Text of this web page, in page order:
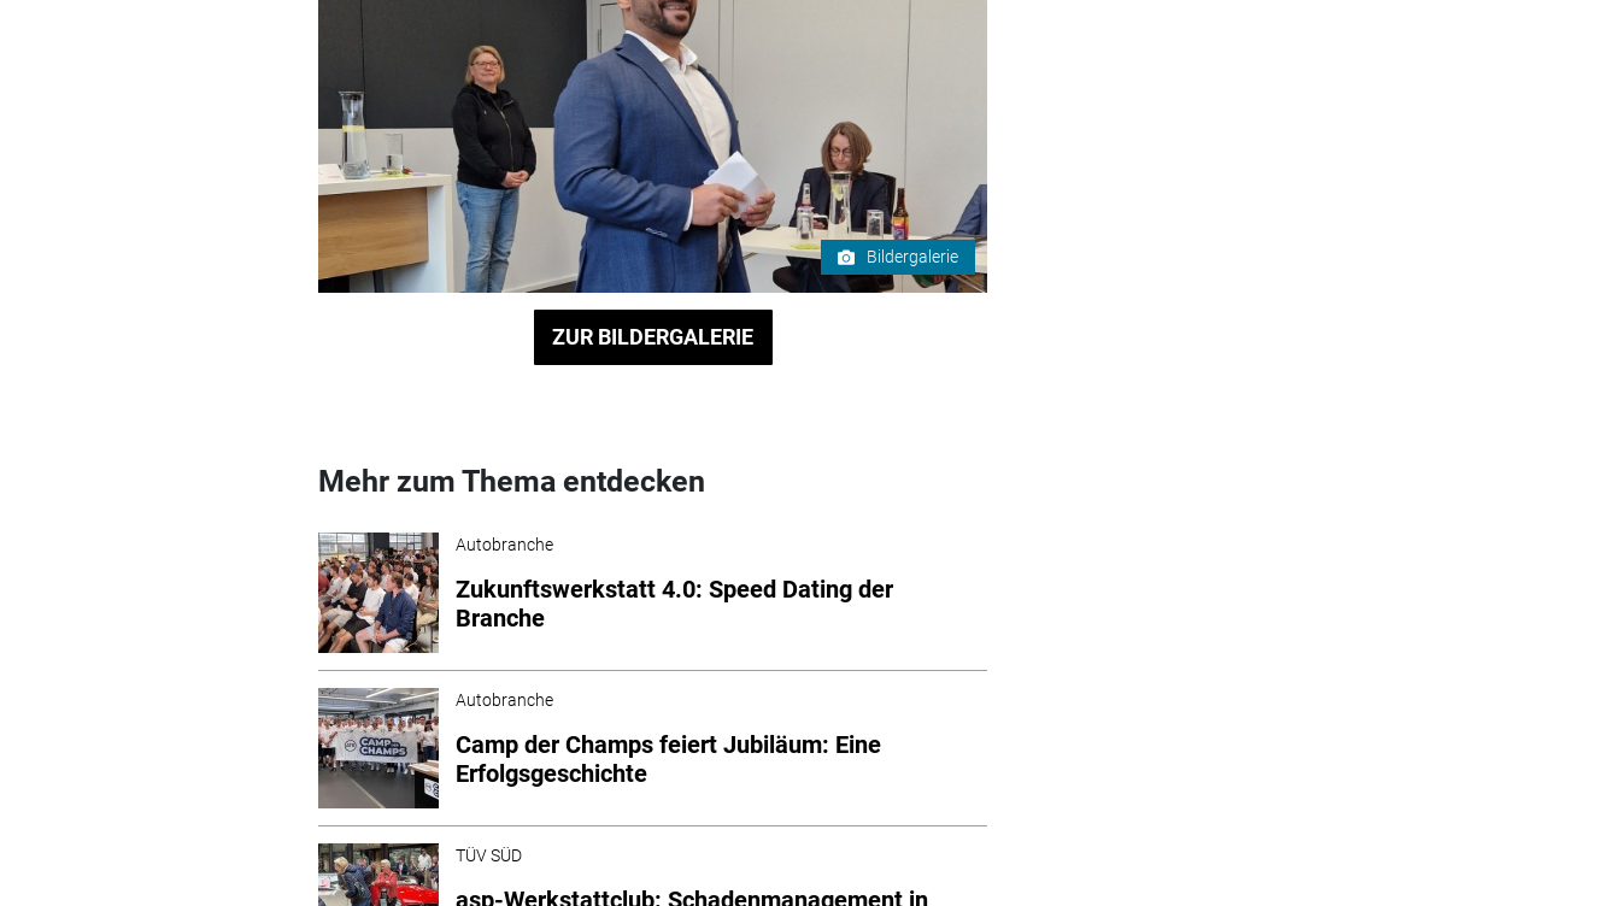
Bildergalerie
ZUR BILDERGALERIE
Mehr zum Thema entdecken
Autobranche
Zukunftswerkstatt 4.0: Speed Dating der
Branche
Autobranche
Camp der Champs feiert Jubiläum: Eine
Erfolgsgeschichte
TÜV SÜD
asp-Werkstattclub: Schadenmanagement in